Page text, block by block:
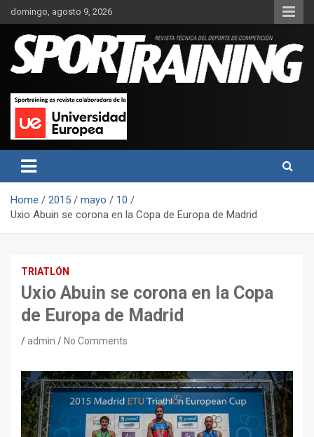
Skip
to
content
domingo, agosto 9, 2026
Revista técnica del deporte
Sport Training
rendimiento, nutrición y entrenamiento.
Home 2015 mayo
10
Uxio Abuin se corona en la Copa de Europa de Madrid
TRIATLÓN
Uxio Abuin se corona en la Copa
de Europa de Madrid
admin No Comments